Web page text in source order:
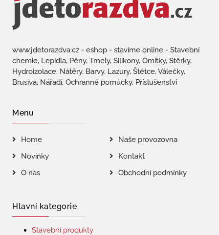
www.jdetorazdva.cz - eshop - stavíme online - Stavební
chemie, Lepidla, Pěny, Tmely, Silikony, Omítky, Stěrky,
Hydroizolace, Nátěry, Barvy, Lazury, Štětce, Válečky,
Brusiva, Nářadí, Ochranné pomůcky, Příslušenství
Menu
Home
Naše provozovna
Novinky
Kontakt
O nás
Obchodní podmínky
Hlavní kategorie
Stavební produkty